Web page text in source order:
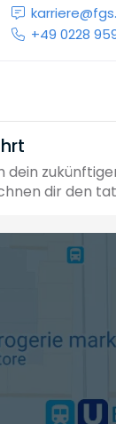
+49 0228
dein
dir den
oder